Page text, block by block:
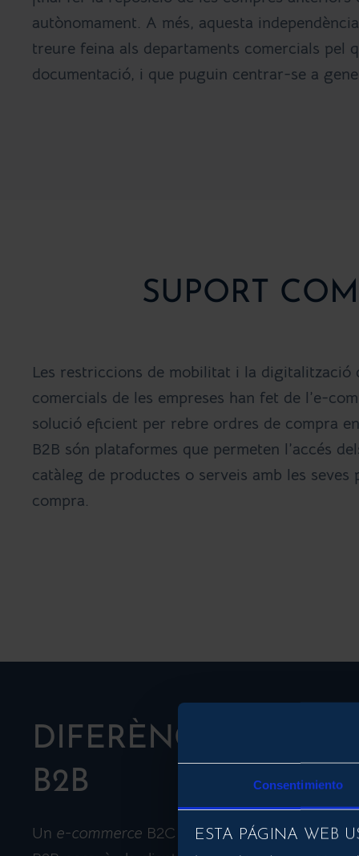
Consentimiento
ESTA PÁGINA WEB
autònomament. A més, aquesta
treure feina als departaments comercials pel
documentació, i que puguin centrar-se a
SUPORT
Les restriccions de mobilitat i la digitalització
comercials de les empreses han fet de l’e-
solució eficient per rebre ordres de compra
B2B són plataformes que permeten l’accés
catàleg de productes o serveis amb les seves
compra.
DIFERÈNCIES
B2B
Une-commerce B2C es diferencia d’une-